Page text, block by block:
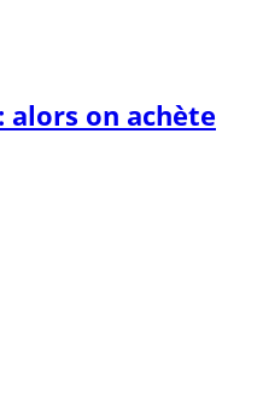
alors on achète